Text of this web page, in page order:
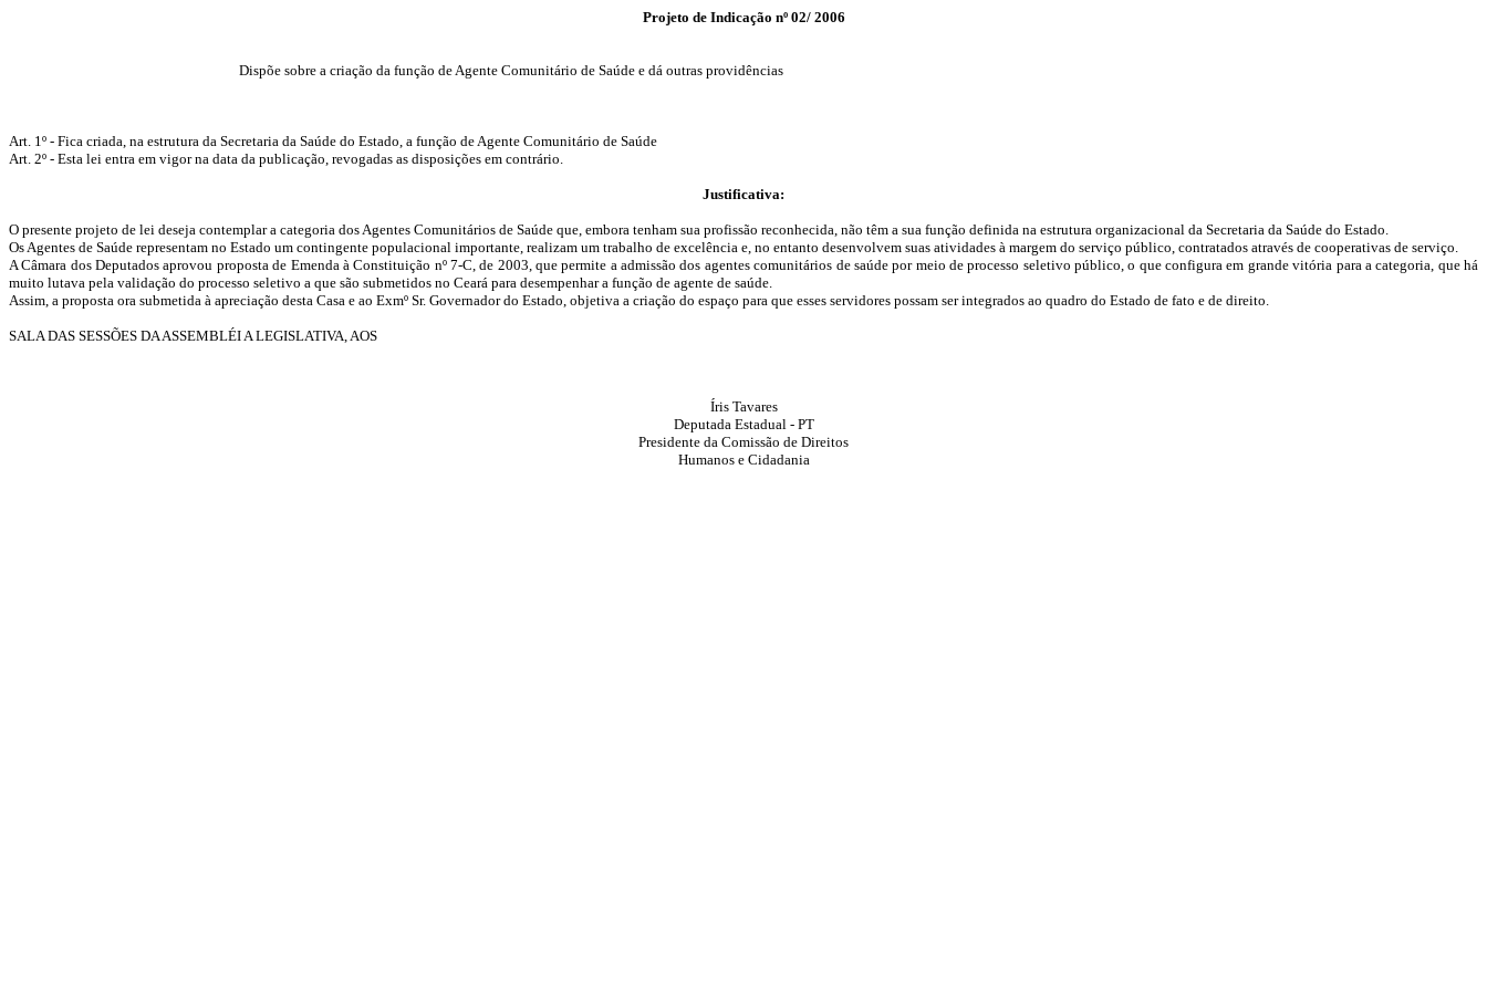
Projeto de Indicação nº 02/ 2006
Dispõe sobre a criação da função de Agente Comunitário de Saúde e dá outras providências
Art. 1º - Fica criada, na estrutura da Secretaria da Saúde do Estado, a função de Agente Comunitário de Saúde
Art. 2º - Esta lei entra em vigor na data da publicação, revogadas as disposições em contrário.
Justificativa:
O presente projeto de lei deseja contemplar a categoria dos Agentes Comunitários de Saúde que, embora tenham sua profissão reconhecida, não têm a sua função definida na estrutura organizacional da Secretaria da Saúde do Estado.
Os Agentes de Saúde representam no Estado um contingente populacional importante, realizam um trabalho de excelência e, no entanto desenvolvem suas atividades à margem do serviço público, contratados através de cooperativas de serviço.
A Câmara dos Deputados aprovou proposta de Emenda à Constituição nº 7-C, de 2003, que permite a admissão dos agentes comunitários de saúde por meio de processo seletivo público, o que configura em grande vitória para a categoria, que há
muito lutava pela validação do processo seletivo a que são submetidos no Ceará para desempenhar a função de agente de saúde.
Assim, a proposta ora submetida à apreciação desta Casa e ao Exmº Sr. Governador do Estado, objetiva a criação do espaço para que esses servidores possam ser integrados ao quadro do Estado de fato e de direito.
SALA DAS SESSÕES DA ASSEMBLÉI A LEGISLATIVA, AOS
Íris Tavares
Deputada Estadual - PT
Presidente da Comissão de Direitos
Humanos e Cidadania